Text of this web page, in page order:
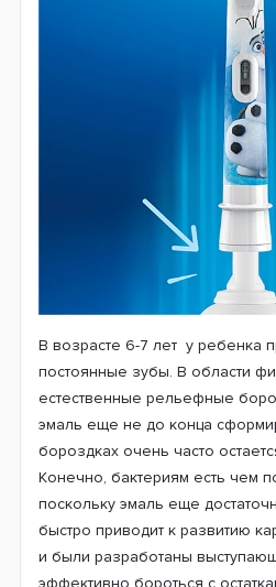
Насадки Oral-B Stages
"Холодное сердце 2"
Oral-B
это
сильно отличаются от насадок
по специальным технологиям.
головки насадки служит для
охватить каждый зубчик в
очистить.Ну и, конечно же,
выяснилось, что большинство
Диснеевских персонажей.
Oral-B делает все возможное,
можно дольше не
героями. И чтобы это
чистку зубов не в
интересную игру для детей.